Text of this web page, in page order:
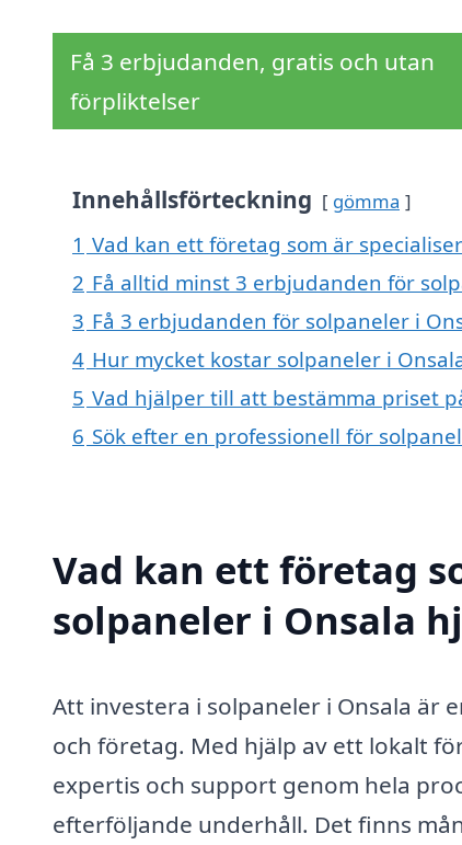
Få 3 erbjudanden, gratis och utan
förpliktelser
Innehållsförteckning gömma
1 Vad kan ett företag som är
2 Få alltid minst 3 erbjudanden för
3 Få 3 erbjudanden för solpaneler i
4 Hur mycket kostar solpaneler i
5 Vad hjälper till att bestämma priset
6 Sök efter en professionell för
Vad kan ett företag
solpaneler i Onsala
Att investera i solpaneler i Onsala är
och företag. Med hjälp av ett lokalt
expertis och support genom hela
efterföljande underhåll. Det finns